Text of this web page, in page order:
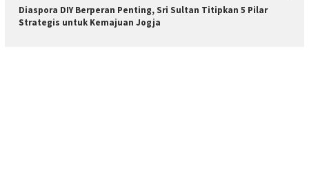
Diaspora DIY Berperan Penting, Sri Sultan Titipkan 5 Pilar
Strategis untuk Kemajuan Jogja